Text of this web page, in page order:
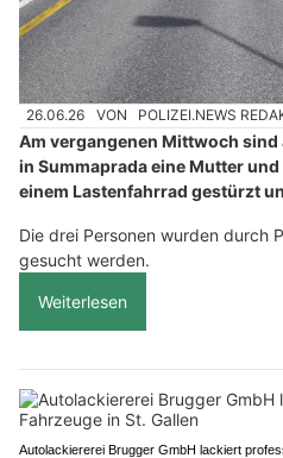
26.06.26 VON POLIZEI.NEWS
Am vergangenen Mittwoch
in Summaprada eine Mutter
einem Lastenfahrrad gestürzt
Die drei Personen wurden durch
gesucht werden.
Weiterlesen
Autolackiererei Brugger GmbH lackiert